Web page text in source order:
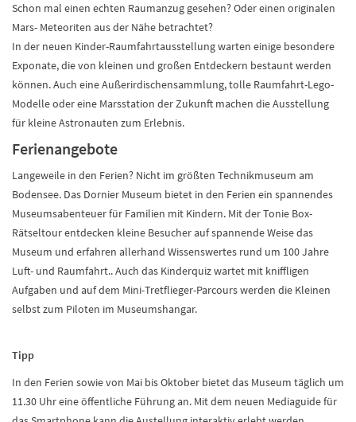
Schon mal einen echten Raumanzug gesehen? Oder einen originalen
Mars- Meteoriten aus der Nähe betrachtet?
In der neuen Kinder-Raumfahrtausstellung warten einige besondere
Exponate, die von kleinen und großen Entdeckern bestaunt werden
können. Auch eine Außerirdischensammlung, tolle Raumfahrt-Lego-
Modelle oder eine Marsstation der Zukunft machen die Ausstellung
für kleine Astronauten zum Erlebnis.
Ferienangebote
Langeweile in den Ferien? Nicht im größten Technikmuseum am
Bodensee. Das Dornier Museum bietet in den Ferien ein spannendes
Museumsabenteuer für Familien mit Kindern. Mit der Tonie Box-
Rätseltour entdecken kleine Besucher auf spannende Weise das
Museum und erfahren allerhand Wissenswertes rund um 100 Jahre
Luft- und Raumfahrt.. Auch das Kinderquiz wartet mit kniffligen
Aufgaben und auf dem Mini-Tretflieger-Parcours werden die Kleinen
selbst zum Piloten im Museumshangar.
Tipp
In den Ferien sowie von Mai bis Oktober bietet das Museum täglich um
11.30 Uhr eine öffentliche Führung an. Mit dem neuen Mediaguide für